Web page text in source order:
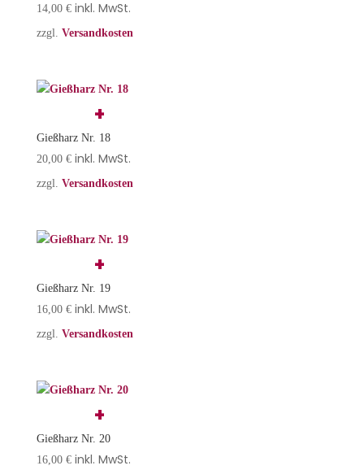
14,00 € inkl. MwSt.
zzgl. Versandkosten
Gießharz Nr. 18
20,00 € inkl. MwSt.
zzgl. Versandkosten
Gießharz Nr. 19
16,00 € inkl. MwSt.
zzgl. Versandkosten
Gießharz Nr. 20
16,00 € inkl. MwSt.